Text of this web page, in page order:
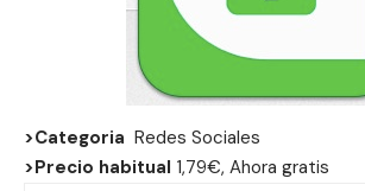
>Categoria Redes Sociales
>Precio habitual 1,79€, Ahora gratis